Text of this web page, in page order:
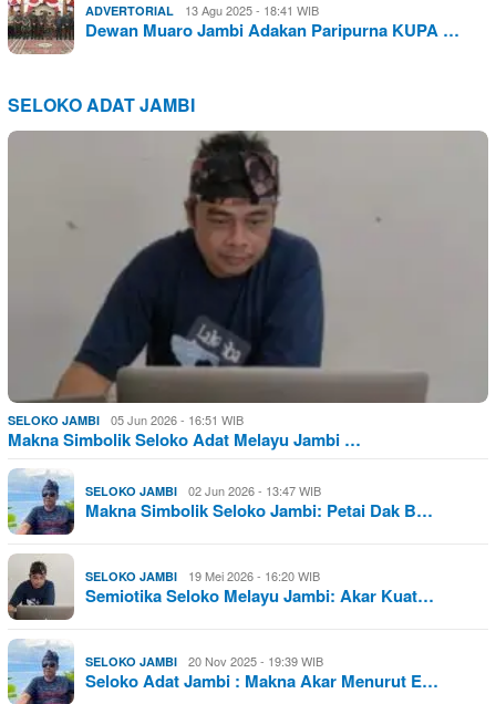
ADVERTORIAL 13 Agu 2025 - 18:41 WIB
Dewan Muaro Jambi Adakan Paripurna KUPA …
SELOKO ADAT JAMBI
SELOKO JAMBI 05 Jun 2026 - 16:51 WIB
Makna Simbolik Seloko Adat Melayu Jambi …
SELOKO JAMBI 02 Jun 2026 - 13:47 WIB
Makna Simbolik Seloko Jambi: Petai Dak B…
SELOKO JAMBI 19 Mei 2026 - 16:20 WIB
Semiotika Seloko Melayu Jambi: Akar Kuat…
SELOKO JAMBI 20 Nov 2025 - 19:39 WIB
Seloko Adat Jambi : Makna Akar Menurut E…